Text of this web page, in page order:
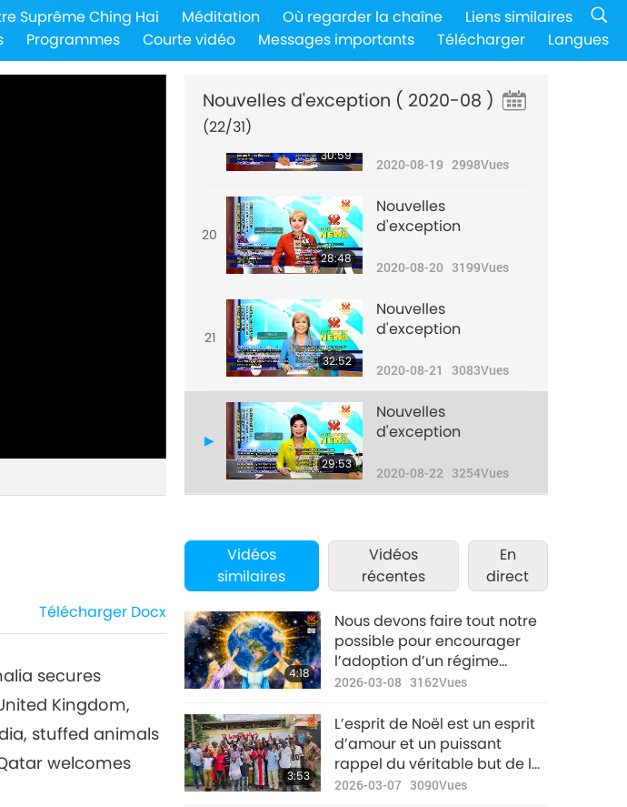
Suprême Ching Hai Méditation Où regarder la chaîne
Liens similaires
Programmes Courte vidéo Messages importants Télécharger Langues
Télécharger Docx
secures
Kingdom,
stuffed animals
welcomes
Nouvelles d'exception ( 2020-08 )
(22/31)
18
d'exception
2020-08-182883Vues
19
30:59
Nouvelles
2020-08-19 2998Vues
20
28:48
Nouvelles
d'exception
2020-08-20 3199Vues
21
32:52
Nouvelles
d'exception
2020-08-21 3083Vues
29:53
Nouvelles
d'exception
2020-08-22 3254Vues
23
2020-08-23 Vues
24
29:24
Nouvelles
d'exception
2020-08-243246
25
30:57
Nouvelles
d'exception
2020-08-253386
Vidéos
similaires
Vidéos
récentes
En
direct
4:18
Nous devons faire tout notre
possible pour encourager
l’adoption d’un régime
végan dès maintenant,
climatique ne rende notre
planète invivable pour les
humains et les animaux-
personnes.
2026-03-08 3162Vues
3:53
L’esprit de Noël est un esprit
d’amour et un puissant
rappel du véritable but de la
vie, qui est de s’aimer les uns
2026-03-07 3090Vues